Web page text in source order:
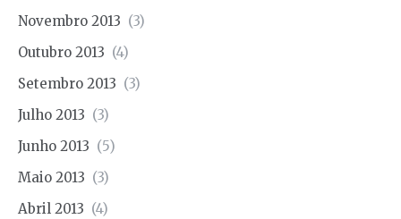
Novembro 2013 (3)
Outubro 2013 (4)
Setembro 2013 (3)
Julho 2013 (3)
Junho 2013 (5)
Maio 2013 (3)
Abril 2013 (4)